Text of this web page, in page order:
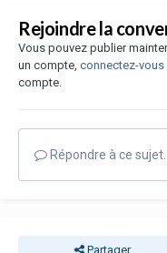
Rejoindre la
Vous pouvez publier
un compte, connectez-vous
compte.
Répondre à ce sujet…
Partager